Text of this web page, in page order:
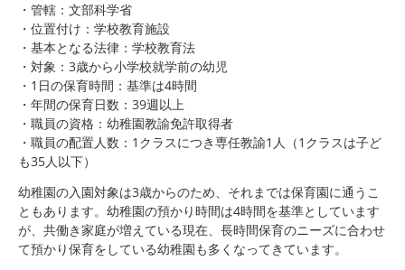
・管轄：文部科学省
・位置付け：学校教育施設
・基本となる法律：学校教育法
・対象：3歳から小学校就学前の幼児
・1日の保育時間：基準は4時間
・年間の保育日数：39週以上
・職員の資格：幼稚園教諭免許取得者
・職員の配置人数： 1クラスにつき専任教諭1人（1クラスは子ど
も35人以下）
幼稚園の入園対象は3歳からのため、それまでは保育園に通うこ
ともあります。幼稚園の預かり時間は4時間を基準としています
が、共働き家庭が増えている現在、長時間保育のニーズに合わせ
て預かり保育をしている幼稚園も多くなってきています。